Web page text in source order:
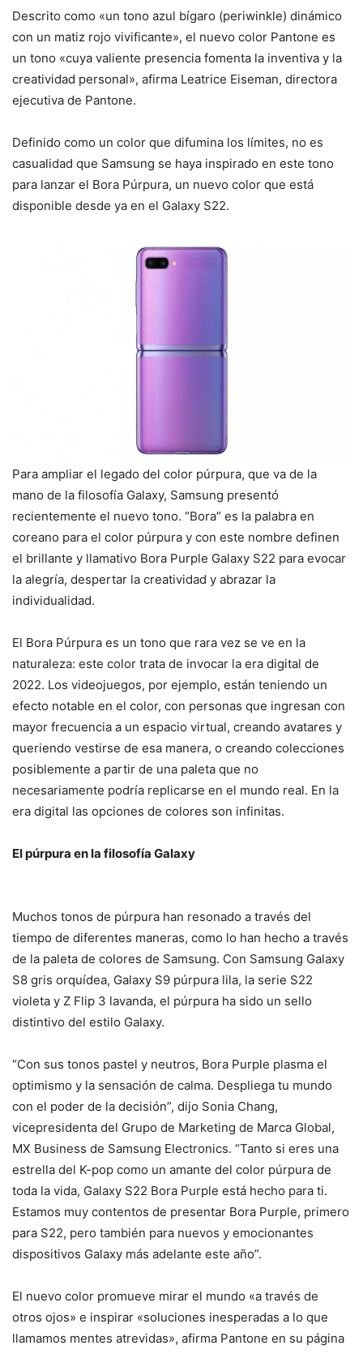
Descrito como «un tono azul bígaro (periwinkle) dinámico
con un matiz rojo vivificante», el nuevo color Pantone es
un tono «cuya valiente presencia fomenta la inventiva y la
creatividad personal», afirma Leatrice Eiseman, directora
ejecutiva de Pantone.
Definido como un color que difumina los límites, no es
casualidad que Samsung se haya inspirado en este tono
para lanzar el Bora Púrpura, un nuevo color que está
disponible desde ya en el Galaxy S22.
Para ampliar el legado del color púrpura, que va de la
mano de la filosofía Galaxy, Samsung presentó
recientemente el nuevo tono. “Bora” es la palabra en
coreano para el color púrpura y con este nombre definen
el brillante y llamativo Bora Purple Galaxy S22 para evocar
la alegría, despertar la creatividad y abrazar la
individualidad.
El Bora Púrpura es un tono que rara vez se ve en la
naturaleza: este color trata de invocar la era digital de
2022. Los videojuegos, por ejemplo, están teniendo un
efecto notable en el color, con personas que ingresan con
mayor frecuencia a un espacio virtual, creando avatares y
queriendo vestirse de esa manera, o creando colecciones
posiblemente a partir de una paleta que no
necesariamente podría replicarse en el mundo real. En la
era digital las opciones de colores son infinitas.
El púrpura en la filosofía Galaxy
Muchos tonos de púrpura han resonado a través del
tiempo de diferentes maneras, como lo han hecho a través
de la paleta de colores de Samsung. Con Samsung Galaxy
S8 gris orquídea, Galaxy S9 púrpura lila, la serie S22
violeta y Z Flip 3 lavanda, el púrpura ha sido un sello
distintivo del estilo Galaxy.
“Con sus tonos pastel y neutros, Bora Purple plasma el
optimismo y la sensación de calma. Despliega tu mundo
con el poder de la decisión”, dijo Sonia Chang,
vicepresidenta del Grupo de Marketing de Marca Global,
MX Business de Samsung Electronics. “Tanto si eres una
estrella del K-pop como un amante del color púrpura de
toda la vida, Galaxy S22 Bora Purple está hecho para ti.
Estamos muy contentos de presentar Bora Purple, primero
para S22, pero también para nuevos y emocionantes
dispositivos Galaxy más adelante este año”.
El nuevo color promueve mirar el mundo «a través de
otros ojos» e inspirar «soluciones inesperadas a lo que
llamamos mentes atrevidas», afirma Pantone en su página